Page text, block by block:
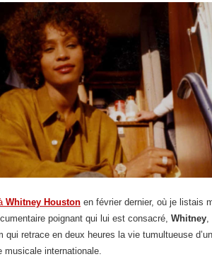
Whitney Houston en février dernier, où je listais
poignant qui lui est consacré, Whitney
qui retrace en deux heures la vie tumultueuse
internationale.